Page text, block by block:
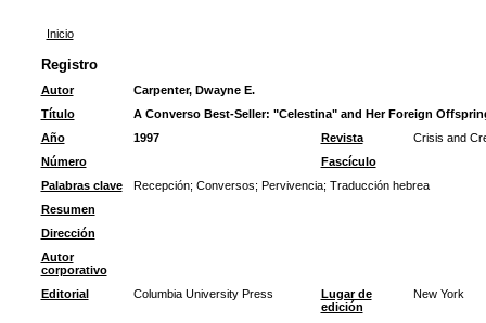
Inicio
Registro
Autor
Carpenter, Dwayne E.
Título
A Converso Best-Seller: "Celestina" and Her Foreign
Año
1997 Revista
Crisis and
Número
Fascículo
Palabras clave
Recepción; Conversos; Pervivencia; Traducción hebrea
Resumen
Dirección
Autor
corporativo
Editorial
Columbia University Press
Lugar de
edición
New York